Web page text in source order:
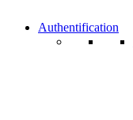
Authentification